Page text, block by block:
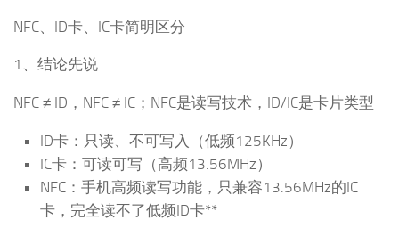
NFC、ID卡、IC卡简明区分
1、结论先说
NFC ≠ ID，NFC ≠ IC；NFC是读写技术，ID/IC是卡片类型
ID卡：只读、不可写入（低频125KHz）
IC卡：可读可写（高频13.56MHz）
NFC：手机高频读写功能，只兼容13.56MHz的IC
卡，完全读不了低频ID卡**